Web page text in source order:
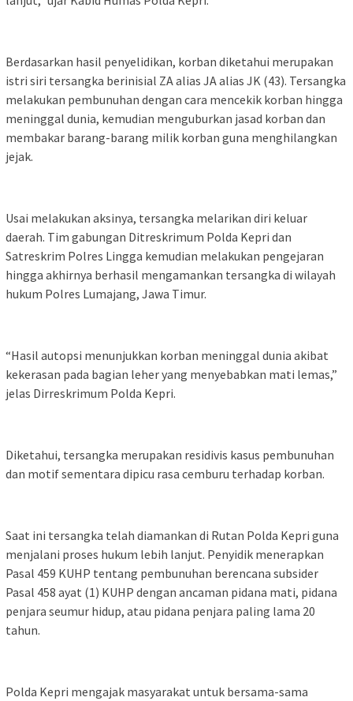
Berdasarkan hasil penyelidikan, korban diketahui merupakan
istri siri tersangka berinisial ZA alias JA alias JK (43). Tersangka
melakukan pembunuhan dengan cara mencekik korban hingga
meninggal dunia, kemudian menguburkan jasad korban dan
membakar barang-barang milik korban guna menghilangkan
jejak.
Usai melakukan aksinya, tersangka melarikan diri keluar
daerah. Tim gabungan Ditreskrimum Polda Kepri dan
Satreskrim Polres Lingga kemudian melakukan pengejaran
hingga akhirnya berhasil mengamankan tersangka di wilayah
hukum Polres Lumajang, Jawa Timur.
“Hasil autopsi menunjukkan korban meninggal dunia akibat
kekerasan pada bagian leher yang menyebabkan mati lemas,”
jelas Dirreskrimum Polda Kepri.
Diketahui, tersangka merupakan residivis kasus pembunuhan
dan motif sementara dipicu rasa cemburu terhadap korban.
Saat ini tersangka telah diamankan di Rutan Polda Kepri guna
menjalani proses hukum lebih lanjut. Penyidik menerapkan
Pasal 459 KUHP tentang pembunuhan berencana subsider
Pasal 458 ayat (1) KUHP dengan ancaman pidana mati, pidana
penjara seumur hidup, atau pidana penjara paling lama 20
tahun.
Polda Kepri mengajak masyarakat untuk bersama-sama